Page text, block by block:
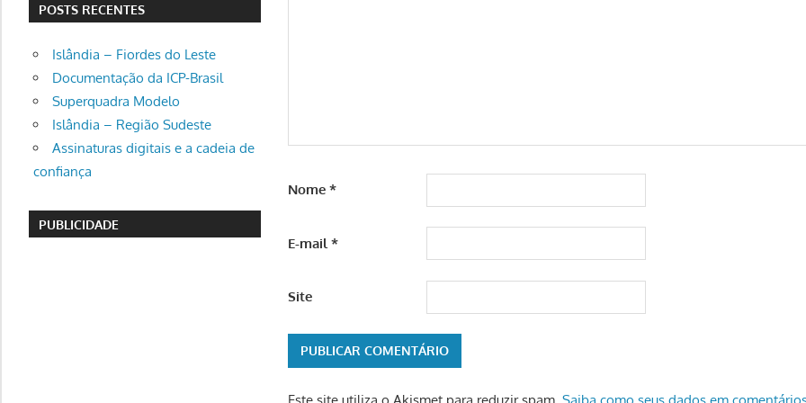
Nome*
E-mail*
Site
POSTS RECENTES
Islândia – Fiordes do Leste
Documentação da ICP-Brasil
Superquadra Modelo
Islândia – Região Sudeste
Assinaturas digitais e a cadeia de
confiança
PUBLICIDADE